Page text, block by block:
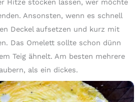
Hitze stocken lassen, wer möchte
Ansonsten, wenn es schnell
Deckel aufsetzen und kurz mit
Das Omelett sollte schon dünn
Teig ähnelt. Am besten mehrere
als ein dickes.